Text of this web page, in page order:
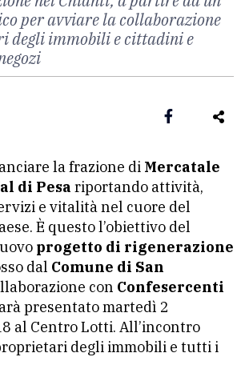
per avviare la collaborazione
degli immobili e cittadini e
la frazione di Mercatale
di Pesa riportando attività,
e vitalità nel cuore del
È questo l’obiettivo del
progetto di rigenerazione
dal Comune di San
con Confesercenti
presentato martedì 2
al Centro Lotti. All’incontro
degli immobili e tutti i